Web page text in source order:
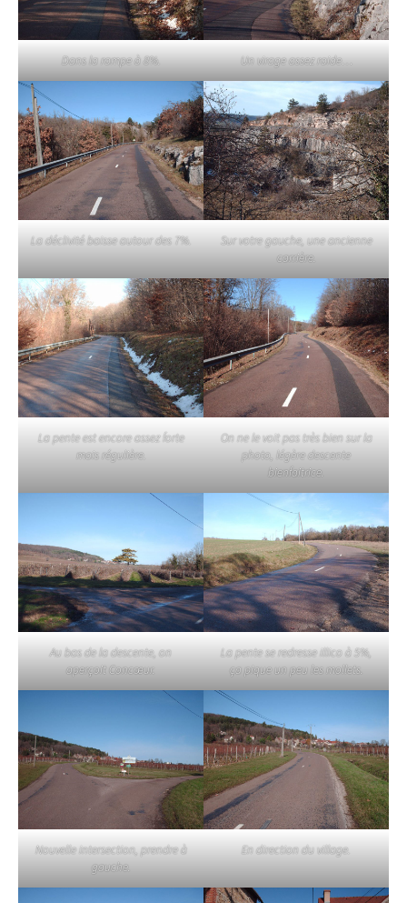
Dans la rampe à 8%. Un virage assez raide…
La déclivité baisse autour des 7%.
Sur votre gauche, une ancienne
carrière.
La pente est encore assez forte
mais régulière.
On ne le voit pas très bien sur la
photo, légère descente
bienfaitrice.
Au bas de la descente, on
aperçoit Concœur.
La pente se redresse illico à 5%,
ça pique un peu les mollets.
Nouvelle intersection, prendre à
gauche.
En direction du village.